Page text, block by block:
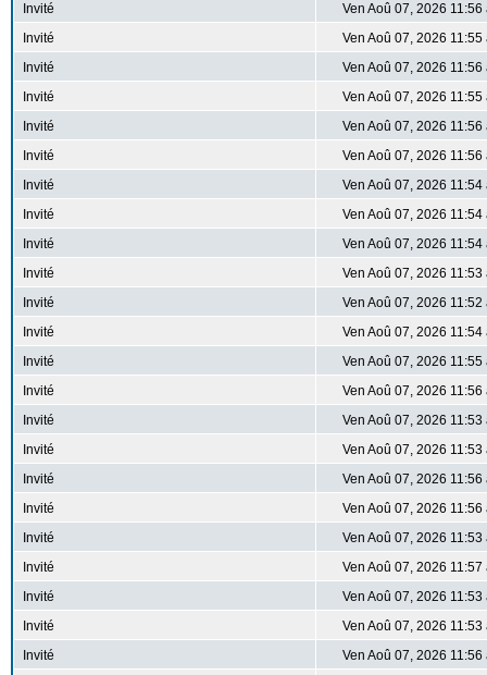
Invité
Ven Aoû 07, 2026 11:56
Invité
Ven Aoû 07, 2026 11:55
Invité
Ven Aoû 07, 2026 11:56
Invité
Ven Aoû 07, 2026 11:55
Invité
Ven Aoû 07, 2026 11:56
Invité
Ven Aoû 07, 2026 11:56
Invité
Ven Aoû 07, 2026 11:54
Invité
Ven Aoû 07, 2026 11:54
Invité
Ven Aoû 07, 2026 11:54
Invité
Ven Aoû 07, 2026 11:53
Invité
Ven Aoû 07, 2026 11:52
Invité
Ven Aoû 07, 2026 11:54
Invité
Ven Aoû 07, 2026 11:55
Invité
Ven Aoû 07, 2026 11:56
Invité
Ven Aoû 07, 2026 11:53
Invité
Ven Aoû 07, 2026 11:53
Invité
Ven Aoû 07, 2026 11:56
Invité
Ven Aoû 07, 2026 11:56
Invité
Ven Aoû 07, 2026 11:53
Invité
Ven Aoû 07, 2026 11:57
Invité
Ven Aoû 07, 2026 11:53
Invité
Ven Aoû 07, 2026 11:53
Invité
Ven Aoû 07, 2026 11:56